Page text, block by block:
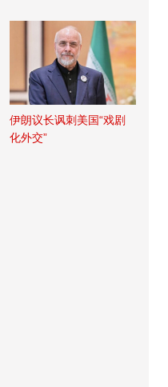
伊朗议长讽刺美国“戏剧
化外交”